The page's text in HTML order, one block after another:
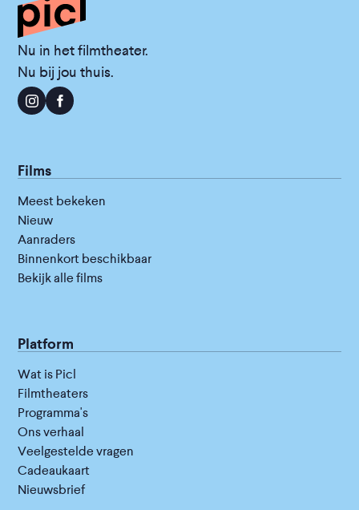
Nu in het filmtheater.
Nu bij jou thuis.
Films
Meest bekeken
Nieuw
Aanraders
Binnenkort beschikbaar
Bekijk alle films
Platform
Wat is Picl
Filmtheaters
Programma's
Ons verhaal
Veelgestelde vragen
Cadeaukaart
Nieuwsbrief